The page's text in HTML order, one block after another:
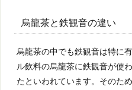
烏龍茶と鉄観音の違い
烏龍茶の中でも鉄観音は特に
ル飲料の烏龍茶に鉄観音が使
たといわれています。そのた